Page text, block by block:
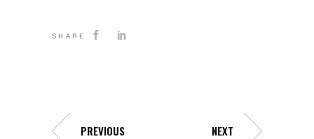
SHARE
PREVIOUS NEXT